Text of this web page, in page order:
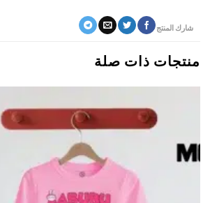
شارك المنتج
منتجات ذات صلة